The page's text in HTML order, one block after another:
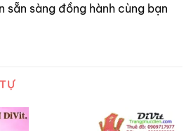
sẵn sàng đồng hành cùng bạn